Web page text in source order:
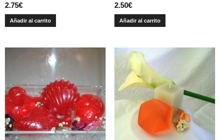
2.75€
Añadir al carrito
2.50€
Añadir al carrito